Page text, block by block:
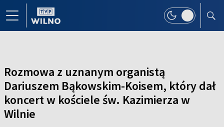
Rozmowa z uznanym organistą
Dariuszem Bąkowskim-Koisem, który dał
koncert w kościele św. Kazimierza w
Wilnie